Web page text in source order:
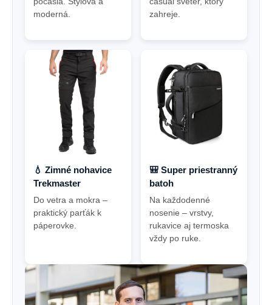
moderná.
zahreje.
💧 Zimné nohavice
Trekmaster
Do vetra a mokra –
praktický parťák k
páperovke.
🎒 Super priestranný
batoh
Na každodenné
nosenie – vrstvy,
rukavice aj termoska
vždy po ruke.